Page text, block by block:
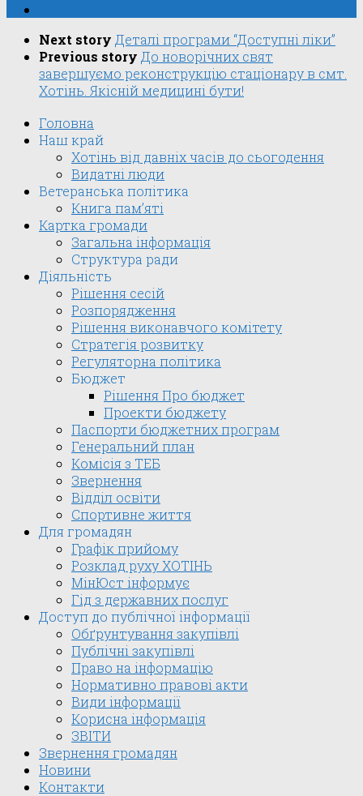
Next story Деталі програми “Доступні ліки”
Previous story До новорічних свят
завершуємо реконструкцію стаціонару в смт.
Хотінь. Якісній медицині бути!
Головна
Наш край
Хотінь від давніх часів до сьогодення
Видатні люди
Ветеранська політика
Книга пам’яті
Картка громади
Загальна інформація
Структура ради
Діяльність
Рішення сесій
Розпорядження
Рішення виконавчого комітету
Стратегія розвитку
Регуляторна політика
Бюджет
Рішення Про бюджет
Проекти бюджету
Паспорти бюджетних програм
Генеральний план
Комісія з ТЕБ
Звернення
Відділ освіти
Спортивне життя
Для громадян
Графік прийому
Розклад руху ХОТІНЬ
МінЮст інформує
Гід з державних послуг
Доступ до публічної інформації
Обґрунтування закупівлі
Публічні закупівлі
Право на інформацію
Нормативно правові акти
Види інформації
Корисна інформація
ЗВІТИ
Звернення громадян
Новини
Контакти